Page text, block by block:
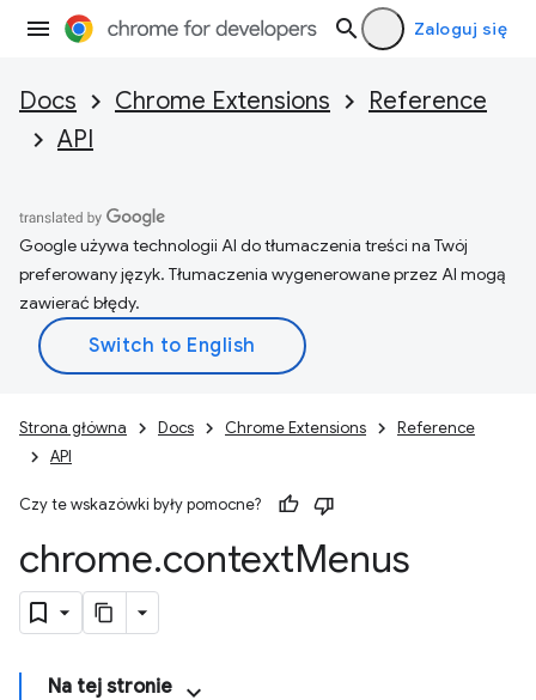
Zaloguj się
Docs Chrome Extensions
Reference
API
Google używa technologii AI do tłumaczenia treści na Twój
preferowany język. Tłumaczenia wygenerowane przez AI mogą
zawierać błędy.
Strona główna Docs Chrome Extensions
Reference
API
Czy te wskazówki były pomocne?
chrome.contextMenus
Na tej stronie